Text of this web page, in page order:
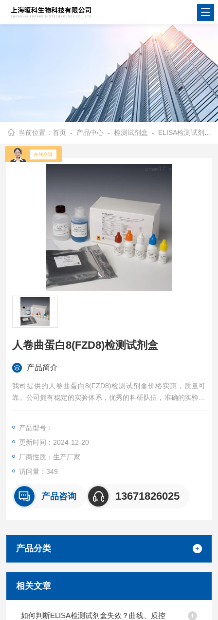
当前位置：首页 - 产品中心 -检测试剂盒 - ELISA检测试剂盒
人卷曲蛋白8(FZD8)检测试剂盒
产品简介
我司提供的人卷曲蛋白8(FZD8)检测试剂盒价格实惠，质量可
靠。公司拥有稳定的实验体系，优秀的科研队伍，准确的实验结
果，是您值得信赖的合作伙伴，凡购买我司的试剂盒产品都可提
产品型号：
更新时间：2024-12-20
厂商性质：生产厂家
访问量：349
产品咨询 13671826025
产品分类
相关文章
如何判断ELISA检测试剂盒失效？曲线、质控